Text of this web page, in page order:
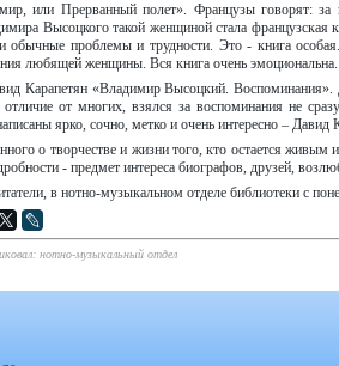
или Прерванный полет». Французы говорят: за
Высоцкого такой женщиной стала
и обычные проблемы и трудности. Это - книга
любящей женщины. Вся книга очень эмоциональна.
Карапетян «Владимир Высоцкий.
от многих, взялся за воспоминания не
ярко, сочно, метко и очень интересно – Давид
о творчестве и жизни того, кто остается
- предмет интереса биографов, друзей,
в нотно-музыкальном отделе библиотеки с
нотно-музыкальный отдел